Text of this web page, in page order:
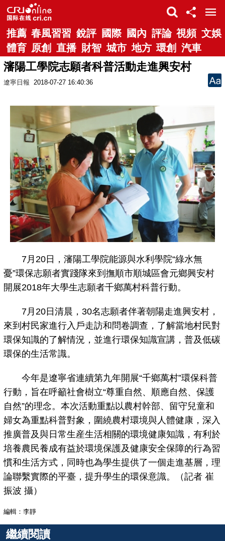
推薦 春風習習 銳評 國際 國內 評論 視頻 文娛
體育 原創 直播 財智 城市 地方 環創 汽車
瀋陽工學院志願者科普活動走進興安村
遼寧日報 2018-07-27 16:40:36
7月20日，瀋陽工學院能源與水利學院“綠水無
憂”環保志願者實踐隊來到撫順市順城區會元鄉興安村
開展2018年大學生志願者千鄉萬村科普行動。
7月20日清晨，30名志願者伴著朝陽走進興安村，
來到村民家進行入戶走訪和問卷調查，了解當地村民對
環保知識的了解情況，並進行環保知識宣講，普及低碳
環保的生活常識。
今年是遼寧省連續第九年開展“千鄉萬村”環保科普
行動，旨在呼籲社會樹立“尊重自然、順應自然、保護
自然”的理念。本次活動重點以農村幹部、留守兒童和
婦女為重點科普對象，圍繞農村環境與人體健康，深入
推廣普及與日常生産生活相關的環境健康知識，有利於
培養農民養成有益於環境保護及健康安全保障的行為習
慣和生活方式，同時也為學生提供了一個走進基層，理
論聯繫實際的平臺，提升學生的環保意識。（記者 崔
振波 攝）
編輯：李靜
繼續閱讀